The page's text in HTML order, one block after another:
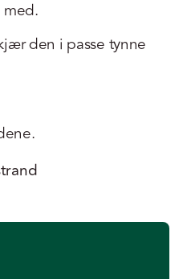
den i passe tynne